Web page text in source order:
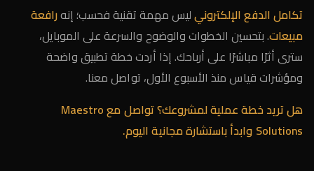
تكامل الدفع الإلكترونيليس مهمة تقنية فحسب؛ إنهرافعة
مبيعات. بتحسين الخطوات والوضوح والسرعة على الموبايل،
سترى أثرًا مباشرًا على أرباحك. إذا أردت خطة تطبيق واضحة
ومؤشرات قياس منذ الأسبوع الأول، تواصل معنا.
هل تريد خطة عملية لمشروعك؟
تواصل مع Maestro
Solutions وابدأ باستشارة مجانية اليوم.